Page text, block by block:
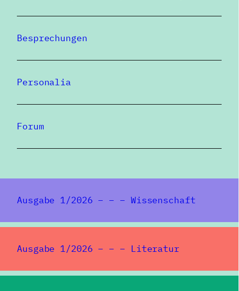
Besprechungen
Personalia
Forum
Ausgabe 1/2026 – – – Wissenschaft
Ausgabe 1/2026 – – – Literatur